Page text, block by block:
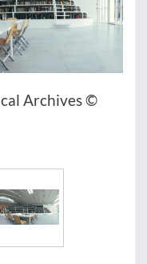
Archives ©